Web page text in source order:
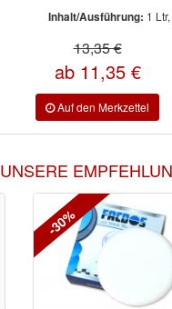
Inhalt/Ausführung: 1
13,35 €
ab 11,35 €
UNSERE